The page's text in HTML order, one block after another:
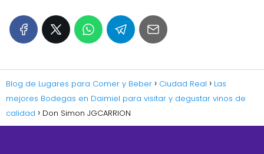
Blog de Lugares para Comer y Beber Ciudad Real
Las
mejores Bodegas en Daimiel para visitar y degustar vinos de
calidad
Don Simon JGCARRION